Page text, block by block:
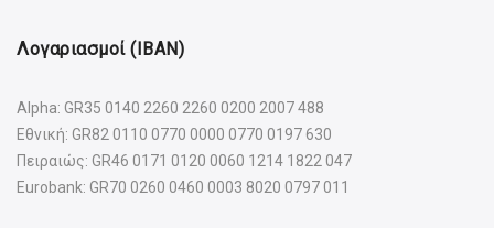
Λογαριασμοί (IBAN)
Alpha: GR35 0140 2260 2260 0200 2007 488
Εθνική: GR82 0110 0770 0000 0770 0197 630
Πειραιώς: GR46 0171 0120 0060 1214 1822 047
Eurobank: GR70 0260 0460 0003 8020 0797 011